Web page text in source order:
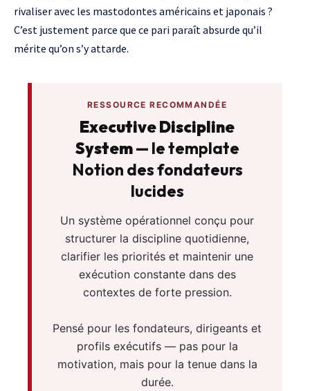
rivaliser avec les mastodontes américains et japonais ?
C’est justement parce que ce pari paraît absurde qu’il
mérite qu’on s’y attarde.
RESSOURCE RECOMMANDÉE
Executive Discipline
System— le template
Notion des fondateurs
lucides
Un système opérationnel conçu pour
structurer la discipline quotidienne,
clarifier les priorités et maintenir une
exécution constante dans des
contextes de forte pression.
Pensé pour les fondateurs, dirigeants et
profils exécutifs — pas pour la
motivation, mais pour la tenue dans la
durée.